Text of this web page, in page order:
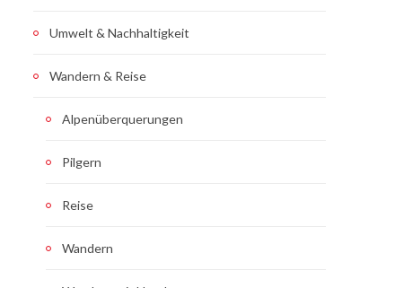
Umwelt & Nachhaltigkeit
Wandern & Reise
Alpenüberquerungen
Pilgern
Reise
Wandern